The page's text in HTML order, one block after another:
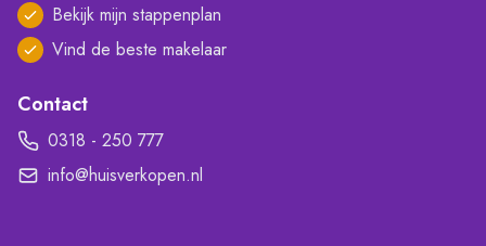
Bekijk mijn stappenplan
Vind de beste makelaar
Contact
0318 - 250 777
info@huisverkopen.nl